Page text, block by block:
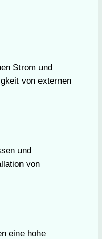
Strom und
von externen
und
von
eine hohe